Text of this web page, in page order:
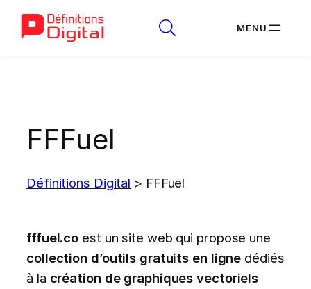
FFFuel
Définitions Digital > FFFuel
fffuel.co est un site web qui propose une
collection d’outils gratuits en ligne dédiés
à la création de graphiques vectoriels